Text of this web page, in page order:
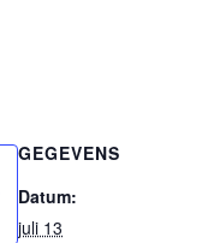
GEGEVENS
Datum:
juli 13